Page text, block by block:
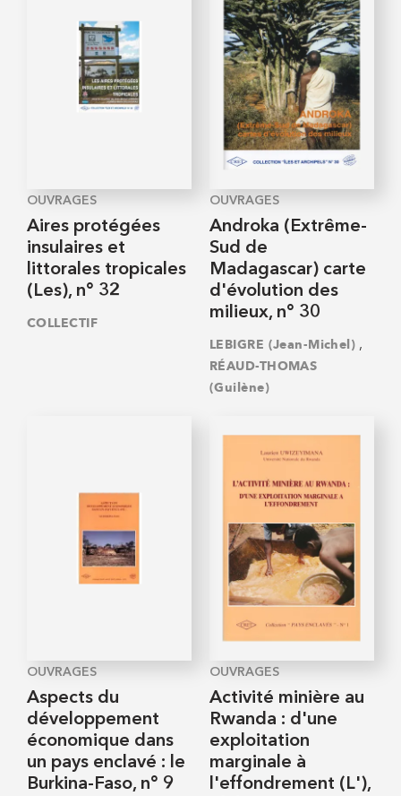
OUVRAGES
Aires protégées
insulaires et
littorales tropicales
(Les), n° 32
COLLECTIF
OUVRAGES
Androka (Extrême-
Sud de
Madagascar) carte
d'évolution des
milieux, n° 30
LEBIGRE (Jean-Michel) ,
RÉAUD-THOMAS
(Guilène)
OUVRAGES
Aspects du
développement
économique dans
un pays enclavé : le
Burkina-Faso, n° 9
OUVRAGES
Activité minière au
Rwanda : d'une
exploitation
marginale à
l'effondrement (L'),